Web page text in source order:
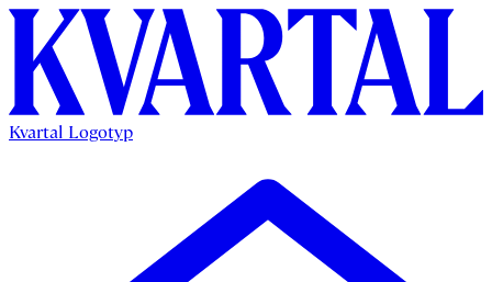
Kvartal Logotyp